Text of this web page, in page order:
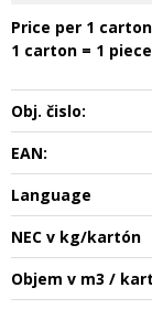
Price per 1 carton
1 carton = 1 piece
Obj. čislo:
EAN:
Language
NEC v kg/kartón
Objem v m3 /